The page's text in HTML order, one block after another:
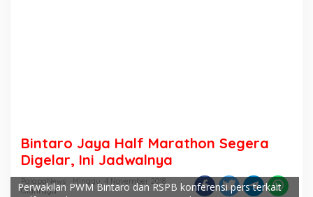
Bintaro Jaya Half Marathon Segera
Digelar, Ini Jadwalnya
PalapaNews
Minggu, 4 November 2018
Olahraga
Perwakilan PWM Bintaro dan RSPB konferensi pers terkait